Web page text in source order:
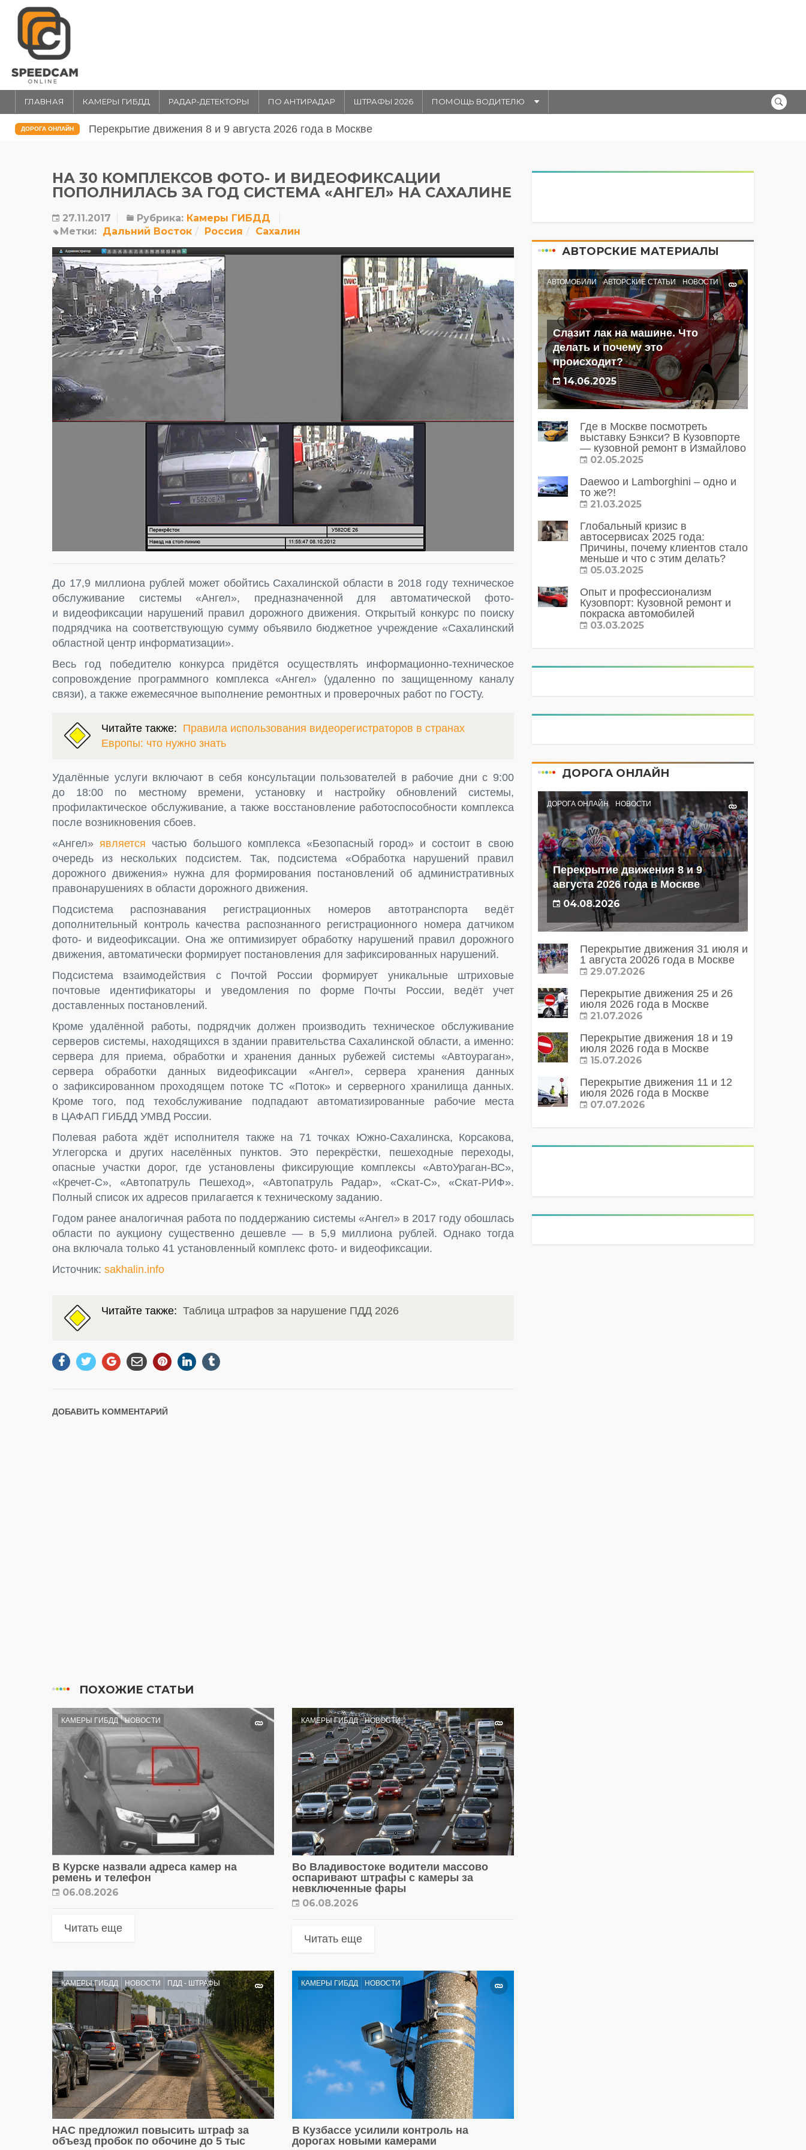
ГЛАВНАЯ КАМЕРЫ ГИБДД РАДАР-ДЕТЕКТОРЫ ПО АНТИРАДАР ШТРАФЫ 2026 ПОМОЩЬ ВОДИТЕЛЮ
ДОРОГА ОНЛАЙН Перекрытие движения 31 июля и 1 августа 20026 года в Москве
НА 30 КОМПЛЕКСОВ ФОТО- И ВИДЕОФИКСАЦИИ
ПОПОЛНИЛАСЬ ЗА ГОД СИСТЕМА «АНГЕЛ» НА САХАЛИНЕ
27.11.2017 Рубрика: Камеры ГИБДД
Метки: Дальний Восток Россия Сахалин
До 17,9 миллиона рублей может обойтись Сахалинской области в 2018 году техническое
обслуживание системы «Ангел», предназначенной для автоматической фото-
и видеофиксации нарушений правил дорожного движения. Открытый конкурс по поиску
подрядчика на соответствующую сумму объявило бюджетное учреждение «Сахалинский
областной центр информатизации».
Весь год победителю конкурса придётся осуществлять информационно-техническое
сопровождение программного комплекса «Ангел» (удаленно по защищенному каналу
связи), а также ежемесячное выполнение ремонтных и проверочных работ по ГОСТу.
Читайте также: Правила использования видеорегистраторов в странах
Европы: что нужно знать
Удалённые услуги включают в себя консультации пользователей в рабочие дни с 9:00
до 18:00 по местному времени, установку и настройку обновлений системы,
профилактическое обслуживание, а также восстановление работоспособности комплекса
после возникновения сбоев.
«Ангел» является частью большого комплекса «Безопасный город» и состоит в свою
очередь из нескольких подсистем. Так, подсистема «Обработка нарушений правил
дорожного движения» нужна для формирования постановлений об административных
правонарушениях в области дорожного движения.
Подсистема распознавания регистрационных номеров автотранспорта ведёт
дополнительный контроль качества распознанного регистрационного номера датчиком
фото- и видеофиксации. Она же оптимизирует обработку нарушений правил дорожного
движения, автоматически формирует постановления для зафиксированных нарушений.
Подсистема взаимодействия с Почтой России формирует уникальные штриховые
почтовые идентификаторы и уведомления по форме Почты России, ведёт учет
доставленных постановлений.
Кроме удалённой работы, подрядчик должен производить техническое обслуживание
серверов системы, находящихся в здании правительства Сахалинской области, а именно:
сервера для приема, обработки и хранения данных рубежей системы «Автоураган»,
сервера обработки данных видеофиксации «Ангел», сервера хранения данных
о зафиксированном проходящем потоке ТС «Поток» и серверного хранилища данных.
Кроме того, под техобслуживание подпадают автоматизированные рабочие места
в ЦАФАП ГИБДД УМВД России.
Полевая работа ждёт исполнителя также на 71 точках Южно-Сахалинска, Корсакова,
Углегорска и других населённых пунктов. Это перекрёстки, пешеходные переходы,
опасные участки дорог, где установлены фиксирующие комплексы «АвтоУраган-ВС»,
«Кречет-С», «Автопатруль Пешеход», «Автопатруль Радар», «Скат-С», «Скат-РИФ».
Полный список их адресов прилагается к техническому заданию.
Годом ранее аналогичная работа по поддержанию системы «Ангел» в 2017 году обошлась
области по аукциону существенно дешевле — в 5,9 миллиона рублей. Однако тогда
она включала только 41 установленный комплекс фото- и видеофиксации.
Источник: sakhalin.info
Читайте также: Таблица штрафов за нарушение ПДД 2026
ДОБАВИТЬ КОММЕНТАРИЙ
ПОХОЖИЕ СТАТЬИ
КАМЕРЫ ГИБДД НОВОСТИ
В Курске назвали адреса камер на
ремень и телефон
06.08.2026
Читать еще
КАМЕРЫ ГИБДД НОВОСТИ
Во Владивостоке водители массово
оспаривают штрафы с камеры за
невключенные фары
06.08.2026
Читать еще
КАМЕРЫ ГИБДД НОВОСТИ ПДД - ШТРАФЫ
НАС предложил повысить штраф за
объезд пробок по обочине до 5 тыс
КАМЕРЫ ГИБДД НОВОСТИ
В Кузбассе усилили контроль на
дорогах новыми камерами
АВТОРСКИЕ МАТЕРИАЛЫ
АВТОМОБИЛИ АВТОРСКИЕ СТАТЬИ НОВОСТИ
Слазит лак на машине. Что
делать и почему это
происходит?
14.06.2025
Где в Москве посмотреть
выставку Бэнкси? В Кузовпорте
— кузовной ремонт в Измайлово
02.05.2025
Daewoo и Lamborghini – одно и
то же?!
21.03.2025
Глобальный кризис в
автосервисах 2025 года:
Причины, почему клиентов стало
меньше и что с этим делать?
05.03.2025
Опыт и профессионализм
Кузовпорт: Кузовной ремонт и
покраска автомобилей
03.03.2025
ДОРОГА ОНЛАЙН
ДОРОГА ОНЛАЙН НОВОСТИ
Перекрытие движения 8 и 9
августа 2026 года в Москве
04.08.2026
Перекрытие движения 31 июля и
1 августа 20026 года в Москве
29.07.2026
Перекрытие движения 25 и 26
июля 2026 года в Москве
21.07.2026
Перекрытие движения 18 и 19
июля 2026 года в Москве
15.07.2026
Перекрытие движения 11 и 12
июля 2026 года в Москве
07.07.2026